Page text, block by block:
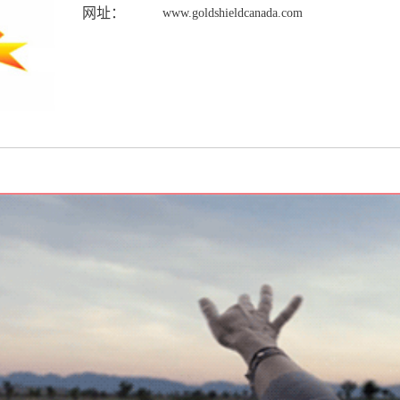
网址： www.goldshieldcanada.com